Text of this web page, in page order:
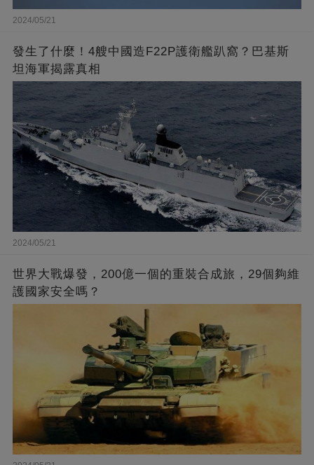
2024/05/21
發生了什麼！4艘中國造F22P護衛艦趴窩？巴基斯
坦海軍揭露真相
2024/05/21
世界大戰爆發，200億一個的重裝合成旅，29個夠維
護國家安全嗎？